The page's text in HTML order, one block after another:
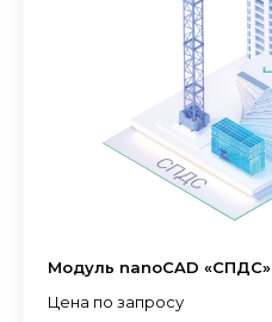
Модуль nanoCAD «СПДС»
Цена по запросу